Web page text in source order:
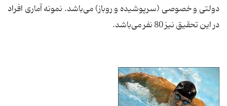
دولتی و خصوصی (سرپوشیده و روباز) می‌باشد. نمونه آماری افراد
در این تحقیق نیز 80 نفر می‌باشد.